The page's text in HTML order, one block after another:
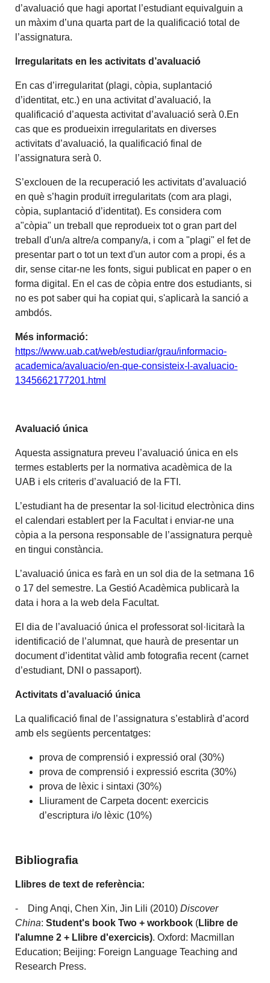
d’avaluació que hagi aportat l’estudiant equivalguin a
un màxim d’una quarta part de la qualificació total de
l’assignatura.
Irregularitats en les activitats d’avaluació
En cas d’irregularitat (plagi, còpia, suplantació
d’identitat, etc.) en una activitat d’avaluació, la
qualificació d’aquesta activitat d’avaluació serà 0.En
cas que es produeixin irregularitats en diverses
activitats d’avaluació, la qualificació final de
l’assignatura serà 0.
S’exclouen de la recuperació les activitats d’avaluació
en què s’hagin produït irregularitats (com ara plagi,
còpia, suplantació d’identitat). Es considera com
a"còpia" un treball que reprodueix tot o gran part del
treball d'un/a altre/a company/a, i com a "plagi" el fet de
presentar part o tot un text d'un autor com a propi, és a
dir, sense citar-ne les fonts, sigui publicat en paper o en
forma digital. En el cas de còpia entre dos estudiants, si
no es pot saber qui ha copiat qui, s'aplicarà la sanció a
ambdós.
Més informació:
https://www.uab.cat/web/estudiar/grau/informacio-
academica/avaluacio/en-que-consisteix-l-avaluacio-
1345662177201.html
Avaluació única
Aquesta assignatura preveu l’avaluació única en els
termes establerts per la normativa acadèmica de la
UAB i els criteris d’avaluació de la FTI.
L’estudiant ha de presentar la sol·licitud electrònica dins
el calendari establert per la Facultat i enviar-ne una
còpia a la persona responsable de l’assignatura perquè
en tingui constància.
L’avaluació única es farà en un sol dia de la setmana 16
o 17 del semestre. La Gestió Acadèmica publicarà la
data i hora a la web dela Facultat.
El dia de l’avaluació única el professorat sol·licitarà la
identificació de l’alumnat, que haurà de presentar un
document d’identitat vàlid amb fotografia recent (carnet
d’estudiant, DNI o passaport).
Activitats d’avaluació única
La qualificació final de l’assignatura s’establirà d’acord
amb els següents percentatges:
prova de comprensió i expressió oral (30%)
prova de comprensió i expressió escrita (30%)
prova de lèxic i sintaxi (30%)
Lliurament de Carpeta docent: exercicis
d’escriptura i/o lèxic (10%)
Bibliografia
Llibres de text de referència:
- Ding Anqi, Chen Xin, Jin Lili (2010)Discover
China:Student's book Two + workbook (Llibre de
l'alumne 2 + Llibre d'exercicis). Oxford: Macmillan
Education; Beijing: Foreign Language Teaching and
Research Press.